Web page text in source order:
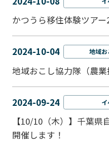
かつうら移住体験ツアー
2024-10-04 地域
地域おこし協⼒隊（農
2024-09-24
【10/10（木）】千葉
開催します！